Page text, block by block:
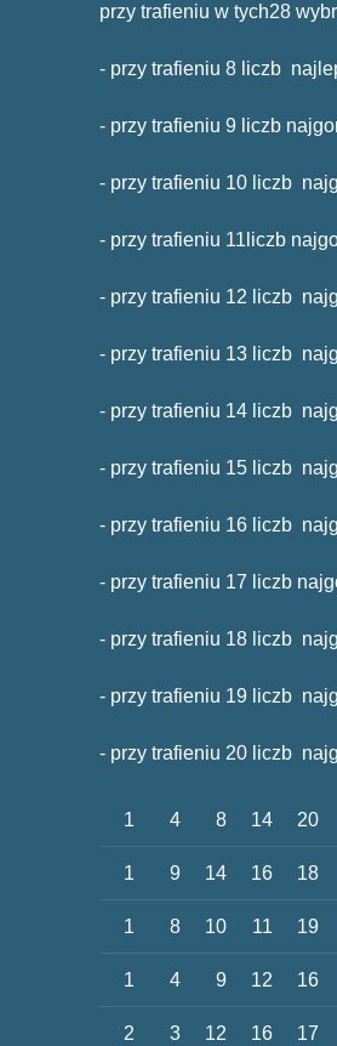
przy trafieniu w tych28
- przy trafieniu 8 liczb
- przy trafieniu 9 liczb
- przy trafieniu 10 liczb
- przy trafieniu 11liczb
- przy trafieniu 12 liczb
- przy trafieniu 13 liczb
- przy trafieniu 14 liczb
- przy trafieniu 15 liczb
- przy trafieniu 16 liczb
- przy trafieniu 17 liczb
- przy trafieniu 18 liczb
- przy trafieniu 19 liczb
- przy trafieniu 20 liczb
1 4 8 14 20
1 9 14 16 18
1 8 10 11 19
1 4 9 12 16
2 3 12 16 17